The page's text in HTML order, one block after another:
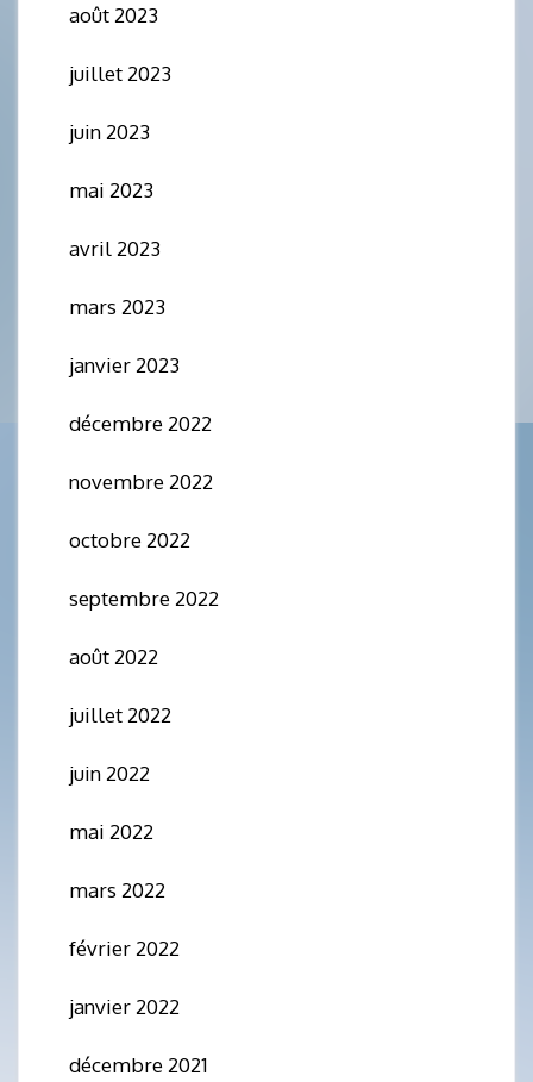
août 2023
juillet 2023
juin 2023
mai 2023
avril 2023
mars 2023
janvier 2023
décembre 2022
novembre 2022
octobre 2022
septembre 2022
août 2022
juillet 2022
juin 2022
mai 2022
mars 2022
février 2022
janvier 2022
décembre 2021